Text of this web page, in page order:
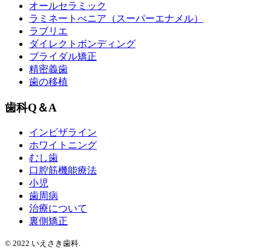
オールセラミック
ラミネートべニア （スーパーエナメル）
ラブリエ
ダイレクトボンディング
ブライダル矯正
精密義歯
歯の移植
歯科Q＆A
インビザライン
ホワイトニング
むし歯
口腔筋機能療法
小児
歯周病
治療について
裏側矯正
© 2022 いえさき歯科.